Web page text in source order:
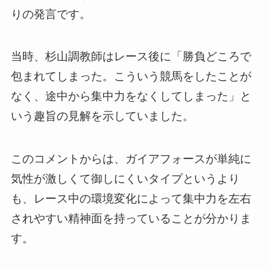
りの発言です。
当時、杉山調教師はレース後に「勝負どころで
包まれてしまった。こういう競馬をしたことが
なく、途中から集中力をなくしてしまった」と
いう趣旨の見解を示していました。
このコメントからは、ガイアフォースが単純に
気性が激しくて御しにくいタイプというより
も、レース中の環境変化によって集中力を左右
されやすい精神面を持っていることが分かりま
す。